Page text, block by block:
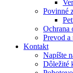
Povinné
Ochrana
Prevod a
Kontakt
Napíšte
Dôležité